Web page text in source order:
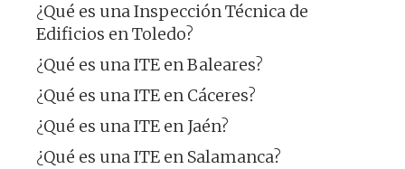
¿Qué es una Inspección Técnica de
Edificios en Toledo?
¿Qué es una ITE en Baleares?
¿Qué es una ITE en Cáceres?
¿Qué es una ITE en Jaén?
¿Qué es una ITE en Salamanca?